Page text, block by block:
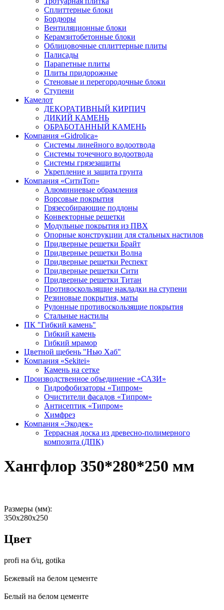
Cплиттерные блоки
Бордюры
Вентиляционные блоки
Керамзитобетонные блоки
Облицовочные сплиттерные плиты
Палисады
Парапетные плиты
Плиты придорожные
Стеновые и перегородочные блоки
Ступени
Камелот
ДЕКОРАТИВНЫЙ КИРПИЧ
ДИКИЙ КАМЕНЬ
ОБРАБОТАННЫЙ КАМЕНЬ
Компания «Gidrolica»
Системы линейного водоотвода
Системы точечного водоотвода
Системы грязезащиты
Укрепление и защита грунта
Компания «СитиТоп»
Алюминиевые обрамления
Ворсовые покрытия
Грязесобирающие поддоны
Конвекторные решетки
Модульные покрытия из ПВХ
Опорные конструкции для стальных настилов
Придверные решетки Брайт
Придверные решетки Волна
Придверные решетки Респект
Придверные решетки Сити
Придверные решетки Титан
Противоскользящие накладки на ступени
Резиновые покрытия, маты
Рулонные противоскользящие покрытия
Стальные настилы
ПК "Гибкий камень"
Гибкий камень
Гибкий мрамор
Цветной щебень "Нью Хаб"
Компания «Sekitei»
Камень на сетке
Производственное объединение «САЗИ»
Гидрофобизаторы «Типром»
Очистители фасадов «Типром»
Антисептик «Типром»
Химфрез
Компания «Экодек»
Террасная доска из древесно-полимерного
композита (ДПК)
Хангфлор 350*280*250 мм
Размеры (мм):
350х280х250
Цвет
profi на б/ц, gotika
Бежевый на белом цементе
Белый на белом цементе